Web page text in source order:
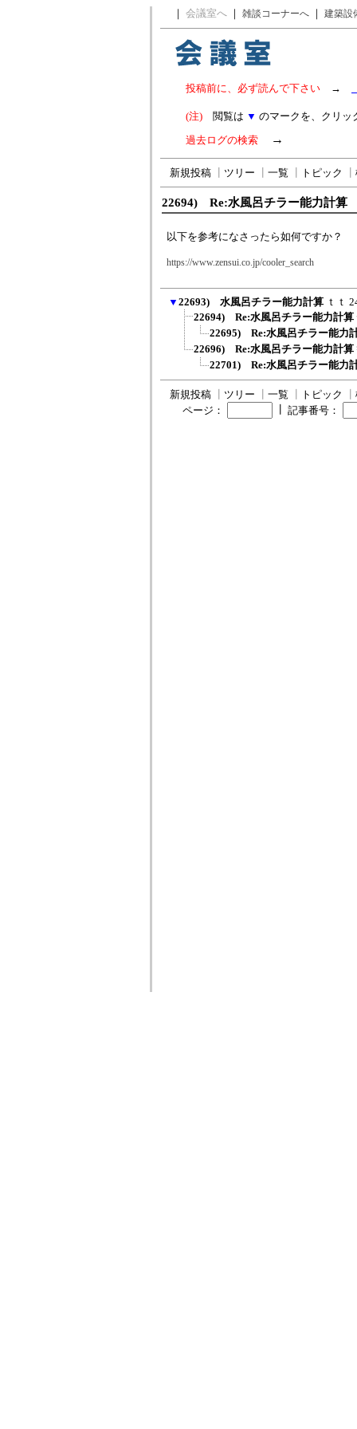
｜ 会議室へ ｜ 雑談コーナーへ ｜ 建築設
投稿前に、必ず読んで下さい →
(注) 閲覧は ▼ のマークを、クリッ
過去ログの検索 →
新規投稿 ツリー 一覧 トピック
22694) Re:水風呂チラー能力計算
以下を参考になさったら如何ですか？
https://www.zensui.co.jp/cooler_search
▼ 22693) 水風呂チラー能力計算 ｔｔ
22694) Re:水風呂チラー能力計算
22695) Re:水風呂チラー能力
22696) Re:水風呂チラー能力計算
22701) Re:水風呂チラー能力
新規投稿 ツリー 一覧 トピック
ページ：
記事番号：